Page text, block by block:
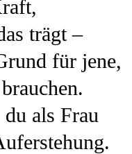
trägt –
für jene,
als Frau